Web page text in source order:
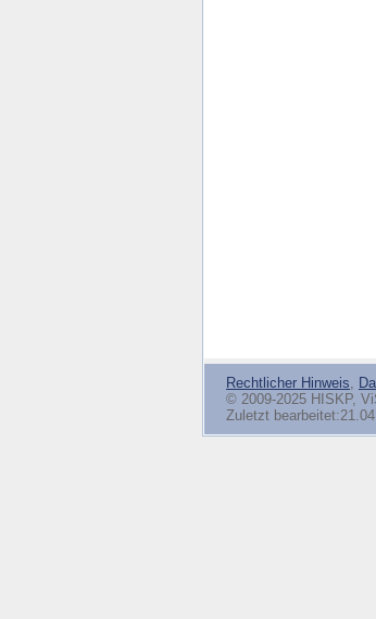
Rechtlicher Hinweis,
© 2009-2025 HISKP,
Zuletzt